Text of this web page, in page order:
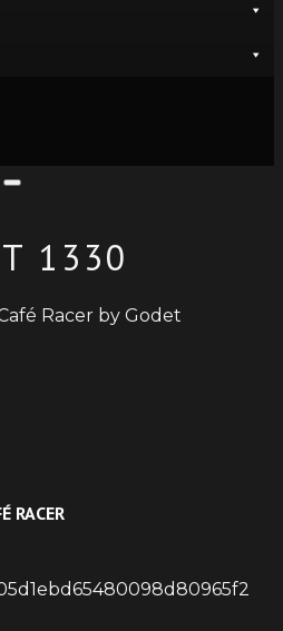
Type
1330
Racer by Godet
RACER